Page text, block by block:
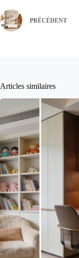
PRÉCÉDENT
Articles similaires